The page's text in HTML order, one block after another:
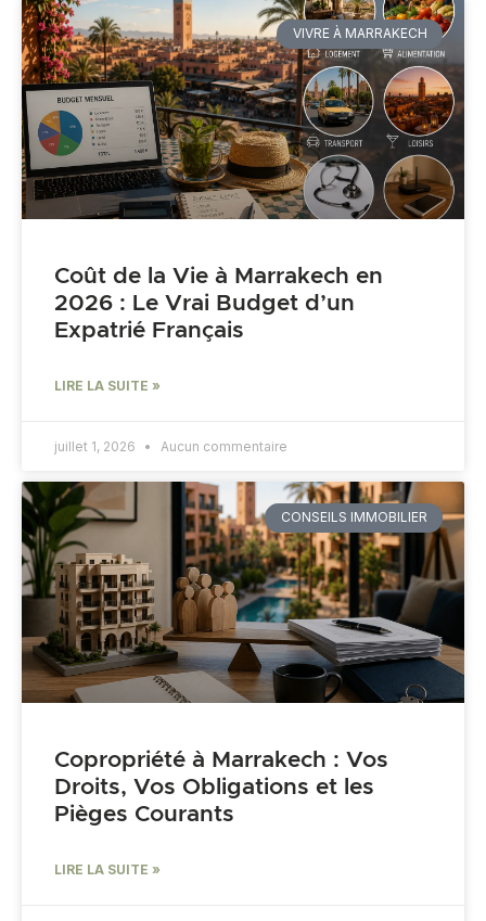
VIVRE À MARRAKECH
Coût de la Vie à Marrakech en
2026 : Le Vrai Budget d’un
Expatrié Français
LIRE LA SUITE »
juillet 1, 2026 Aucun commentaire
CONSEILS IMMOBILIER
Copropriété à Marrakech : Vos
Droits, Vos Obligations et les
Pièges Courants
LIRE LA SUITE »